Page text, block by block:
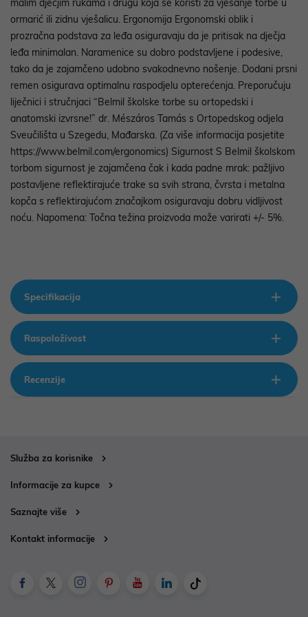
malim dječjim rukama i drugu koja se koristi za vješanje torbe u
ormarić ili zidnu vješalicu. Ergonomija Ergonomski oblik i
prozračna podstava za leđa osiguravaju da je pritisak na dječja
leđa minimalan. Naramenice su dobro podstavljene i podesive,
tako da je zajamčeno udobno svakodnevno nošenje. Dodani prsni
remen osigurava optimalnu raspodjelu opterećenja. Preporučuju
liječnici i stručnjaci “Belmil školske torbe su ortopedski i
anatomski izvrsne!” dr. Mészáros Tamás s Ortopedskog odjela
Sveučilišta u Szegedu, Mađarska. (Za više informacija posjetite
https://www.belmil.com/ergonomics) Sigurnost S Belmil školskom
torbom sigurnost je zajamčena čak i kada padne mrak: pažljivo
postavljene reflektirajuće trake sa svih strana, čvrsta i metalna
kopča s reflektirajućom značajkom osiguravaju dobru vidljivost
noću. Napomena: Točna težina proizvoda može varirati +/- 5%.
Specifikacija
Raspoloživost
Recenzije
Služba za korisnike
Informacije za kupce
Saznajte više
Kontakt informacije